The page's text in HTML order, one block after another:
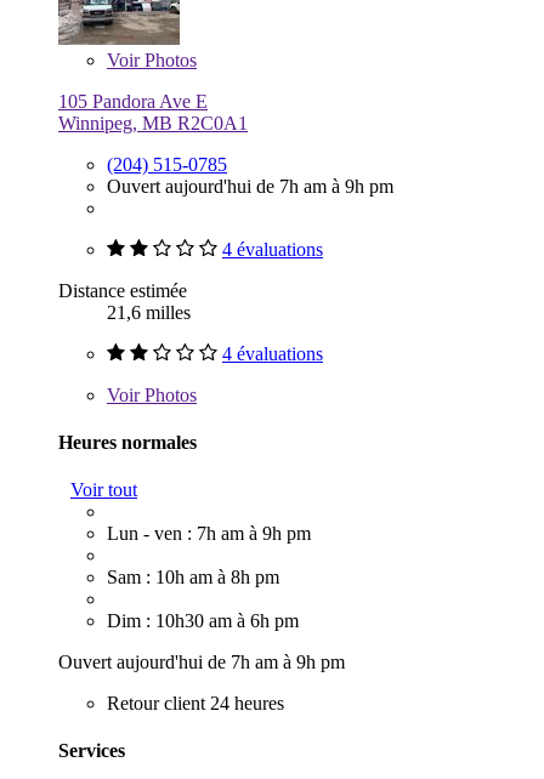
VoirPhotos
105 Pandora Ave E
Winnipeg, MB R2C0A1
(204) 515-0785
Ouvert aujourd'hui de 7h am à 9h pm
4 évaluations
Distance estimée
21,6 milles
4 évaluations
VoirPhotos
Heures normales
Voir tout
Lun - ven : 7h am à 9h pm
Sam : 10h am à 8h pm
Dim : 10h30 am à 6h pm
Ouvert aujourd'hui de 7h am à 9h pm
Retour client 24 heures
Services